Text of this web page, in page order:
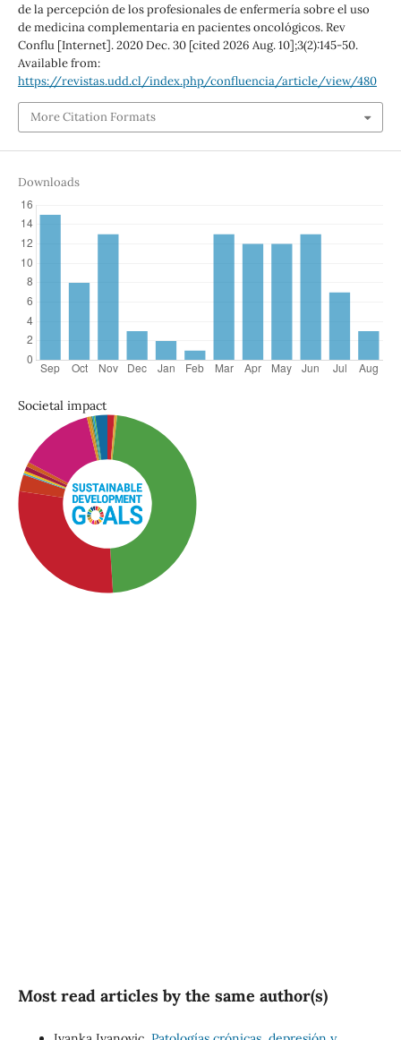
de la percepción de los profesionales de enfermería sobre el uso
de medicina complementaria en pacientes oncológicos. Rev
Conflu [Internet]. 2020 Dec. 30 [cited 2026 Aug. 10];3(2):145-50.
Available from:
https://revistas.udd.cl/index.php/confluencia/article/view/480
More Citation Formats
Downloads
Societal impact
Most read articles by the same author(s)